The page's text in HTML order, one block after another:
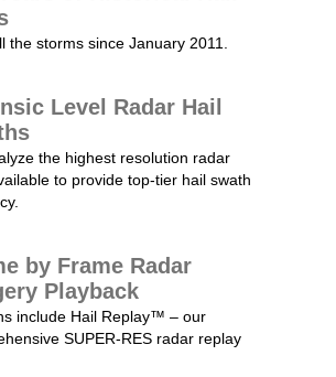
the storms since January 2011.
Level Radar Hail
the highest resolution radar
to provide top-tier hail swath
by Frame Radar
Playback
include Hail Replay™ – our
SUPER-RES radar replay